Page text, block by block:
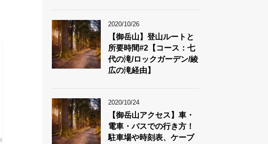
2020/10/26
【御岳山】登山ルートと
所要時間#2【コース：七
代の滝/ロックガーデン/綾
広の滝経由】
2020/10/24
【御岳山アクセス】車・
電車・バスでの行き方！
駐車場や時刻表、ケーブ